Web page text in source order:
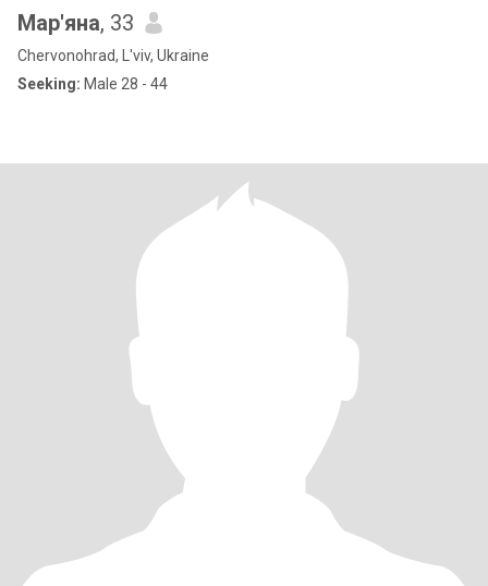
Мар'яна, 33
Chervonohrad, L'viv, Ukraine
Seeking: Male 28 - 44